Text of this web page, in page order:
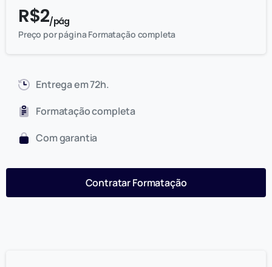
R$2/ pág
Preço por página Formatação completa
Entrega em 72h.
Formatação completa
Com garantia
Contratar Formatação